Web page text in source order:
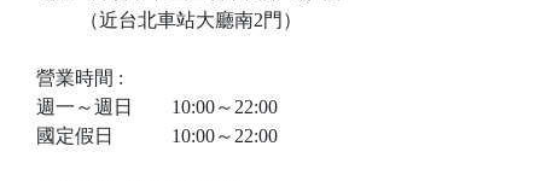
（近台北車站大廳南2門）
營業時間 :
週一～週日 10:00～22:00
國定假日 10:00～22:00